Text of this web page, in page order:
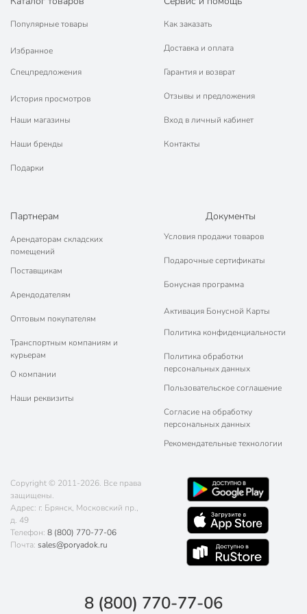
Популярные товары
Избранное
Спецпредложения
История просмотров
Наши магазины
Наши бренды
Подарки
Как заказать
Доставка и оплата
Гарантия и возврат
Отзывы и предложения
Вход в личный кабинет
Контакты
Партнерам
Арендаторам складских
помещений
Поставщикам
Арендодателям
Оптовым покупателям
Транспортным компаниям и
курьерам
О компании
Наши реквизиты
Документы
Условия продажи товаров
Подарочные сертификаты
Бонусная программа
Активация Бонусной Карты
Политика конфиденциальности
Политика обработки
персональных данных
Пользовательское соглашение
Согласие на обработку
персональных данных
Рекомендательные технологии
Copyright © 2011-2026. Все права
защищены.
Адрес: г. Брянск, Московский пр.,
д. 49
Телефон: 8 (800) 770-77-06
Почта: sales@poryadok.ru
8 (800) 770-77-06